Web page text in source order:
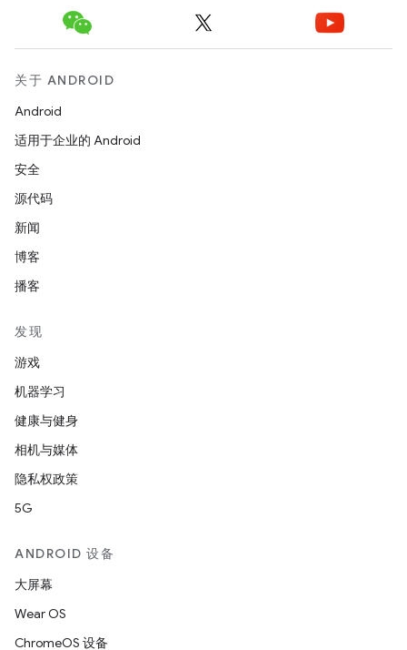
关于 ANDROID
Android
适用于企业的 Android
安全
源代码
新闻
博客
播客
发现
游戏
机器学习
健康与健身
相机与媒体
隐私权政策
5G
ANDROID 设备
大屏幕
Wear OS
ChromeOS 设备